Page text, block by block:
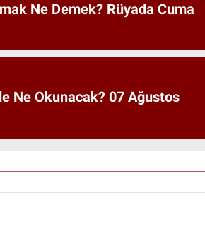
Ne Demek? Rüyada Cuma
Ne Okunacak? 07 Ağustos